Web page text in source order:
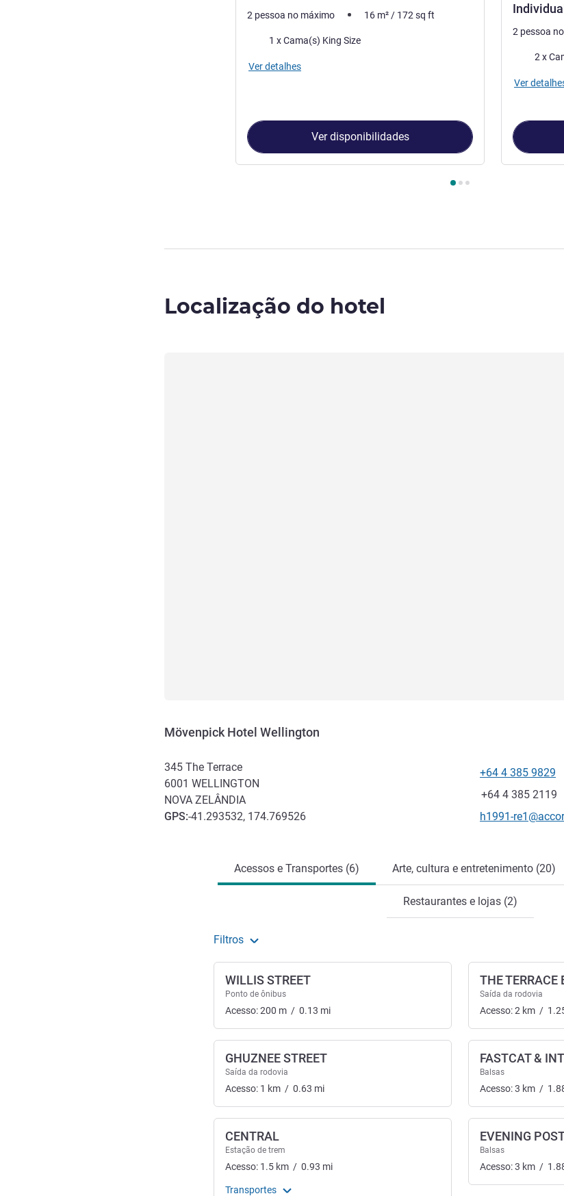
2 pessoa no máximo 16 m² / 172 sq ft
Cama1 x Cama(s) King Size
Ver detalhes
Ver disponibilidades
2 pessoa
Cama2 x
Ver
Localização do hotel
Mövenpick Hotel Wellington
345 The Terrace
6001 WELLINGTON
NOVA ZELÂNDIA
GPS:-41.293532, 174.769526
Telefone
+64 4 385 9829
Fax
+64 4 385 2119
E-mail de
h1991-
Acessos e Transportes (6) Arte, cultura e entretenimento (20)
Restaurantes e lojas (2)
Filtros
WILLIS STREET
Ponto de ônibus
Acesso:200 m / 0.13 mi
GHUZNEE STREET
Saída da rodovia
Acesso: 1 km / 0.63 mi
CENTRAL
Estação de trem
Acesso: 1.5 km / 0.93 mi
Transportes
THE TERRACE
Saída da rodovia
Acesso:2 km /
FASTCAT &
Balsas
Acesso:3 km /
EVENING
Balsas
Acesso:3 km /